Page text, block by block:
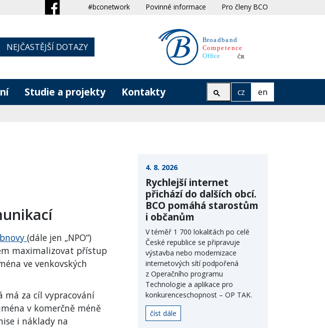
#bconetwork Povinné informace Pro členy BCO
NEJČASTĚJŠÍ DOTAZY
Studie a projekty Kontakty cz en
(dále jen „NPO“)
maximalizovat přístup
ve venkovských
má za cíl vypracování
v komerčně méně
i náklady na
4. 8. 2026
Rychlejší internet
přichází do dalších obcí.
BCO pomáhá starostům
i občanům
V téměř 1 700 lokalitách po celé
České republice se připravuje
výstavba nebo modernizace
internetových sítí podpořená
z Operačního programu
Technologie a aplikace pro
konkurenceschopnost – OP TAK.
číst dále